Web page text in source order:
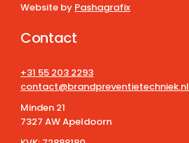
Website by Pashagrafix
Contact
+31 55 203 2293
contact@brandpreventietechniek.nl
Minden 21
7327 AW Apeldoorn